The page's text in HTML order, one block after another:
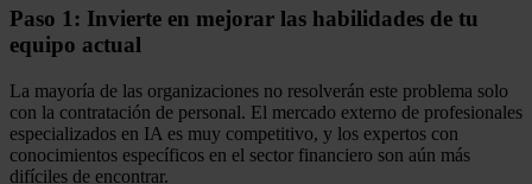
Paso 1: Invierte en mejorar las habilidades de tu
equipo actual
La mayoría de las organizaciones no resolverán este problema solo
con la contratación de personal. El mercado externo de profesionales
especializados en IA es muy competitivo, y los expertos con
conocimientos específicos en el sector financiero son aún más
difíciles de encontrar.